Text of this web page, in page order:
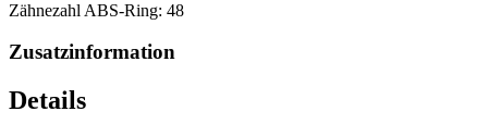
Zähnezahl ABS-Ring: 48
Zusatzinformation
Details